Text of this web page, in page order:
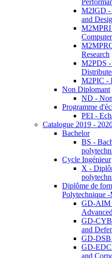
M2IGD -
and
M2MPRI
Research
M2PDS -
M2PIC -
Non Diplomant
ND -
Programme
PEI -
Catalogue 2019 -
Bachelor
BS -
Cycle Ingénieur
X -
Diplôme de
Polytechnique
GD-AIM
GD-
and
GD-DSB
GD-
and